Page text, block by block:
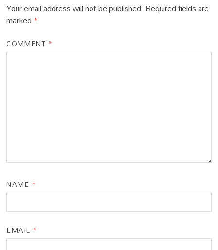
Your email address will not be published. Required fields are
marked*
COMMENT *
NAME *
EMAIL *